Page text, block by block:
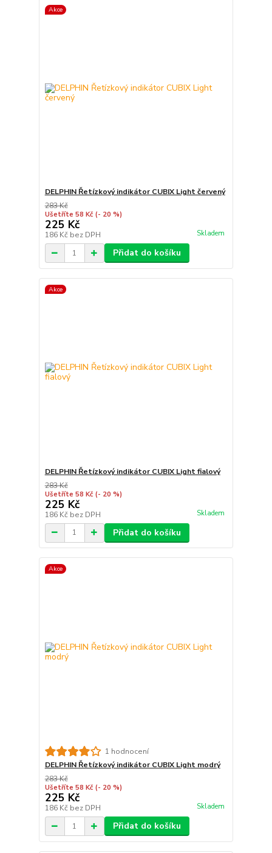
Akce
DELPHIN Řetízkový indikátor CUBIX Light červený
283 Kč
Ušetříte 58 Kč (- 20 %)
225 Kč
186 Kč bez DPH Skladem
Přidat do košíku
Akce
DELPHIN Řetízkový indikátor CUBIX Light fialový
283 Kč
Ušetříte 58 Kč (- 20 %)
225 Kč
186 Kč bez DPH Skladem
Přidat do košíku
Akce
1 hodnocení
DELPHIN Řetízkový indikátor CUBIX Light modrý
283 Kč
Ušetříte 58 Kč (- 20 %)
225 Kč
186 Kč bez DPH Skladem
Přidat do košíku